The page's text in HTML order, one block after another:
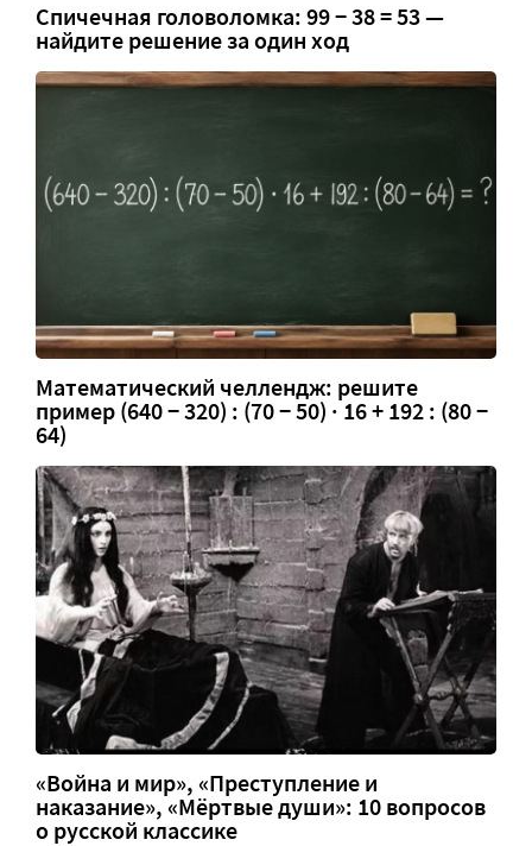
Спичечная головоломка: 99 − 38 = 53 —
найдите решение за один ход
Математический челлендж: решите
пример (640 − 320) : (70 − 50) · 16 + 192 : (80 −
64)
«Война и мир», «Преступление и
наказание», «Мёртвые души»: 10 вопросов
о русской классике